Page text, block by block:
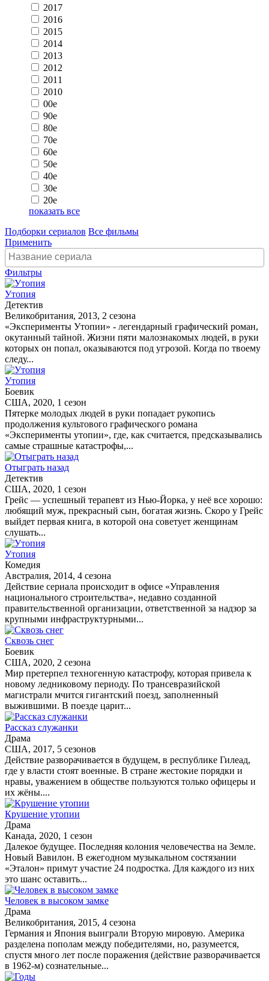
2017
2016
2015
2014
2013
2012
2011
2010
00e
90e
80e
70e
60e
50e
40e
30e
20e
показать все
Подборки сериалов Все фильмы
Применить
Фильтры
Утопия
Детектив
Великобритания, 2013, 2 сезона
«Эксперименты Утопии» - легендарный графический роман,
окутанный тайной. Жизни пяти малознакомых людей, в руки
которых он попал, оказываются под угрозой. Когда по твоему
следу...
Утопия
Боевик
США, 2020, 1 сезон
Пятерке молодых людей в руки попадает рукопись
продолжения культового графического романа
«Эксперименты утопии», где, как считается, предсказывались
самые страшные катастрофы,...
Отыграть назад
Детектив
США, 2020, 1 сезон
Грейс — успешный терапевт из Нью-Йорка, у неё все хорошо:
любящий муж, прекрасный сын, богатая жизнь. Скоро у Грейс
выйдет первая книга, в которой она советует женщинам
слушать...
Утопия
Комедия
Австралия, 2014, 4 сезона
Действие сериала происходит в офисе «Управления
национального строительства», недавно созданной
правительственной организации, ответственной за надзор за
крупными инфраструктурными...
Сквозь снег
Боевик
США, 2020, 2 сезона
Мир претерпел техногенную катастрофу, которая привела к
новому ледниковому периоду. По трансевразийской
магистрали мчится гигантский поезд, заполненный
выжившими. В поезде царит...
Рассказ служанки
Драма
США, 2017, 5 сезонов
Действие разворачивается в будущем, в республике Гилеад,
где у власти стоят военные. В стране жестокие порядки и
нравы, уважением в обществе пользуются только офицеры и
их жёны....
Крушение утопии
Драма
Канада, 2020, 1 сезон
Далекое будущее. Последняя колония человечества на Земле.
Новый Вавилон. В ежегодном музыкальном состязании
«Эталон» примут участие 24 подростка. Для каждого из них
это шанс оставить...
Человек в высоком замке
Драма
Великобритания, 2015, 4 сезона
Германия и Япония выиграли Вторую мировую. Америка
разделена пополам между победителями, но, разумеется,
спустя много лет после поражения (действие разворачивается
в 1962-м) сознательные...